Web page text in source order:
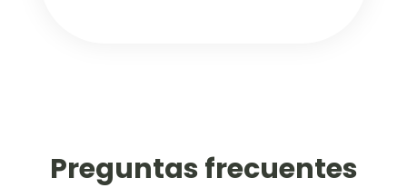
Preguntas frecuentes